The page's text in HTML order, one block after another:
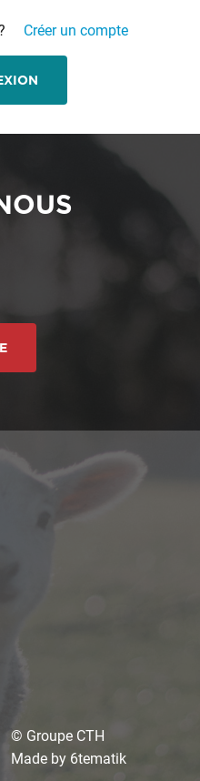
Créer un compte
© Groupe CTH
Made by 6tematik